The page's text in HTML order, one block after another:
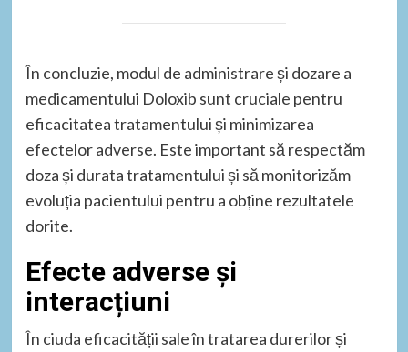
În concluzie, modul de administrare și dozare a
medicamentului Doloxib sunt cruciale pentru
eficacitatea tratamentului și minimizarea
efectelor adverse. Este important să respectăm
doza și durata tratamentului și să monitorizăm
evoluția pacientului pentru a obține rezultatele
dorite.
Efecte adverse și
interacțiuni
În ciuda eficacității sale în tratarea durerilor și